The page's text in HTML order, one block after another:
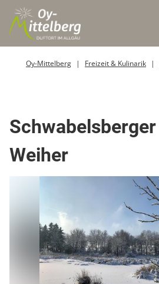
Oy-Mittelberg Freizeit & Kulinarik
Schwabelsberger
Weiher